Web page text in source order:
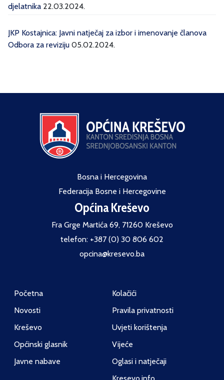
djelatnika 22.03.2024.
JKP Kostajnica: Javni natječaj za izbor i imenovanje članova
Odbora za reviziju 05.02.2024.
Bosna i Hercegovina
Federacija Bosne i Hercegovine
Općina Kreševo
Fra Grge Martića 69, 71260 Kreševo
telefon: +387 (0) 30 806 602
opcina@kresevo.ba
Početna
Novosti
Kreševo
Općinski glasnik
Javne nabave
Kolačići
Pravila privatnosti
Uvjeti korištenja
Vijeće
Oglasi i natječaji